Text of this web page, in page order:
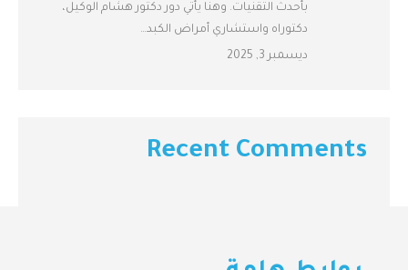
بأحدث التقنيات. وهنا يأتي دور دكتور هشام الوكيل،
دكتوراه واستشاري أمراض الكبد…
ديسمبر 3, 2025
Recent Comments